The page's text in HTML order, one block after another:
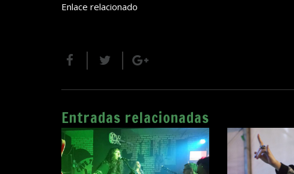
Enlace relacionado
Entradas relacionadas